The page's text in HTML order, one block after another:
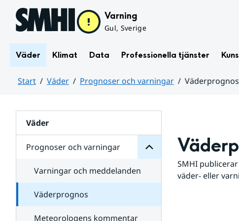
Hoppa till sidans innehåll Varning
Gul, Sverige
Väder Klimat Data Professionella tjänster
Start Väder Prognoser och varningar
Väderprognos
Väder
Prognoser och varningar
för
varningar
Varningar och meddelanden
Väderprognos
Meteorologens kommentar
SMHI
väder- eller